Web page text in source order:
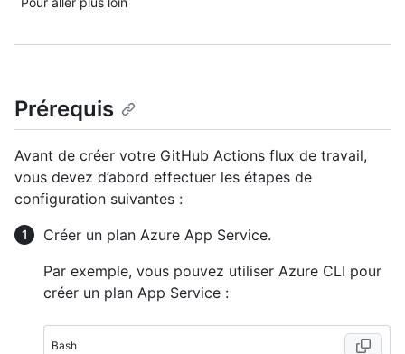
Prérequis
Avant de créer votre GitHub Actions flux de travail,
vous devez d’abord effectuer les étapes de
configuration suivantes :
Créer un plan Azure App Service.
Par exemple, vous pouvez utiliser Azure CLI pour
créer un plan App Service :
Bash